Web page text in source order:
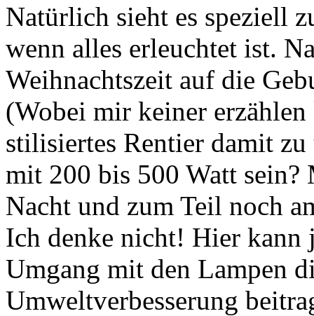
Natürlich sieht es speziell
wenn alles erleuchtet ist.
Weihnachtszeit auf die
(Wobei mir keiner
stilisiertes Rentier damit
mit 200 bis 500 Watt sein?
Nacht und zum Teil noch
Ich denke nicht! Hier kann
Umgang mit den Lampen
Umweltverbesserung